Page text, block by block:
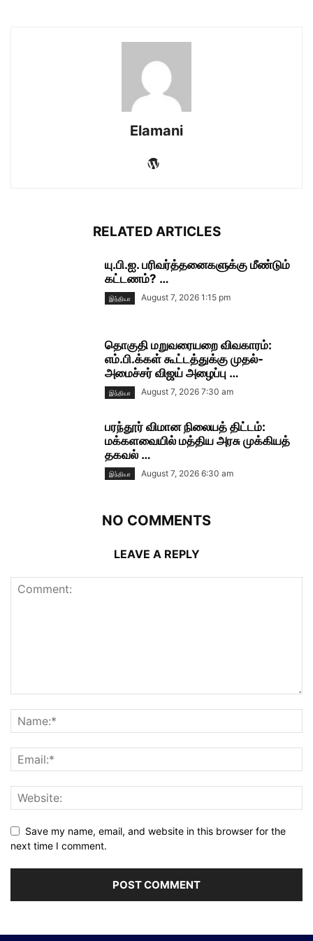
Elamani
RELATED ARTICLES
யு.பி.ஐ. பரிவர்த்தனைகளுக்கு மீண்டும்
கட்டணம்? …
இந்தியா August 7, 2026 1:15 pm
தொகுதி மறுவரையறை விவகாரம்:
எம்.பி.க்கள் கூட்டத்துக்கு முதல்-
அமைச்சர் விஜய் அழைப்பு …
இந்தியா August 7, 2026 7:30 am
பரந்தூர் விமான நிலையத் திட்டம்:
மக்களவையில் மத்திய அரசு முக்கியத்
தகவல் …
இந்தியா August 7, 2026 6:30 am
NO COMMENTS
LEAVE A REPLY
Save my name, email, and website in this browser for the
next time I comment.